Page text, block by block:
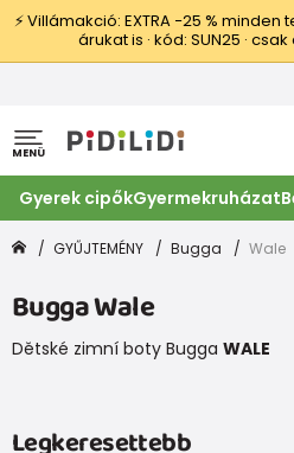
⚡ Villámakció: EXTRA −25 %
árukat is · kód: SUN25 ·
MENÜ
Gyerek cipőkGyermekruházat
GYŰJTEMÉNY Bugga Wale
Bugga Wale
Dětské zimní boty Bugga WALE
Legkeresettebb